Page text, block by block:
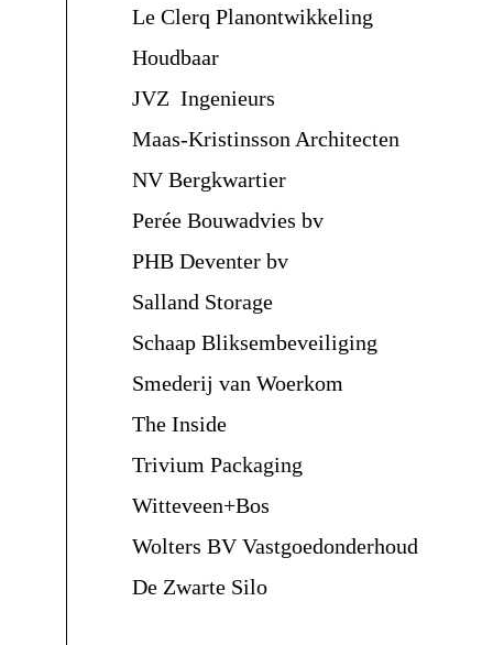
Le Clerq Planontwikkeling
Houdbaar
JVZ Ingenieurs
Maas-Kristinsson Architecten
NV Bergkwartier
Perée Bouwadvies bv
PHB Deventer bv
Salland Storage
Schaap Bliksembeveiliging
Smederij van Woerkom
The Inside
Trivium Packaging
Witteveen+Bos
Wolters BV Vastgoedonderhoud
De Zwarte Silo